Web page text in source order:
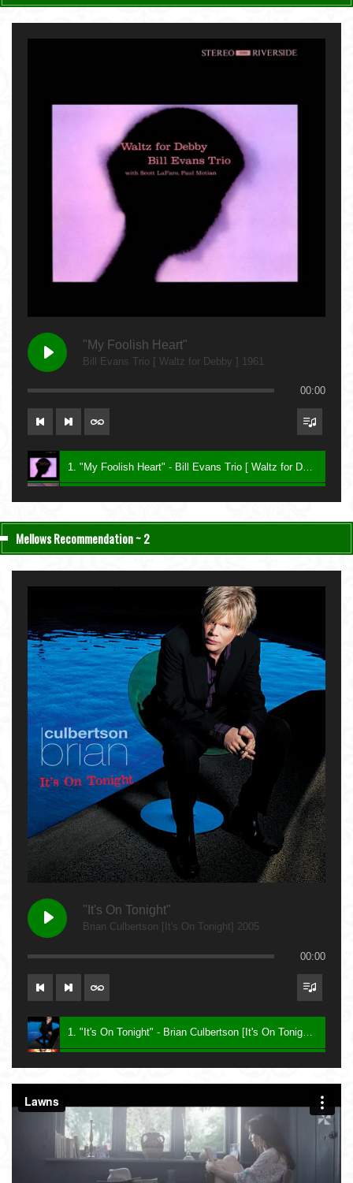
"My Foolish Heart"
Bill Evans Trio [ Waltz for Debby ] 1961
00:00
Mellows Recommendation ~ 2
"It's On Tonight"
Brian Culbertson [It's On Tonight] 2005
00:00
1. "It's On Tonight" - Brian Culbertson [It's On Tonight] 2005